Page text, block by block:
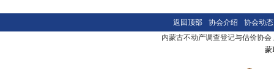
返回顶部 协会介绍
协会动态
内蒙古不动产调查登记与估价协
蒙